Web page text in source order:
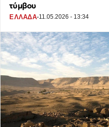
τύμβου
ΕΛΛΑΔΑ·11.05.2026 - 13:34